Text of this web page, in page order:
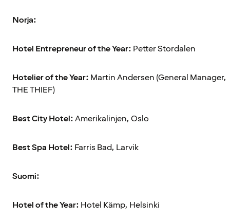
Norja:
Hotel Entrepreneur of the Year: Petter Stordalen
Hotelier of the Year: Martin Andersen (General Manager,
THE THIEF)
Best City Hotel:Amerikalinjen, Oslo
Best Spa Hotel: Farris Bad, Larvik
Suomi:
Hotel of the Year: Hotel Kämp, Helsinki